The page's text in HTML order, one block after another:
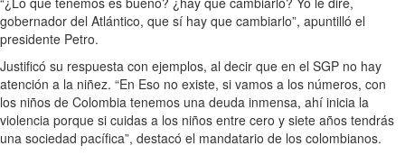
gobernador del Atlántico, que sí hay que cambiarlo”, apuntilló el
presidente Petro.
Justificó su respuesta con ejemplos, al decir que en el SGP no hay
atención a la niñez. “En Eso no existe, si vamos a los números, con
los niños de Colombia tenemos una deuda inmensa, ahí inicia la
violencia porque si cuidas a los niños entre cero y siete años tendrás
una sociedad pacífica”, destacó el mandatario de los colombianos.